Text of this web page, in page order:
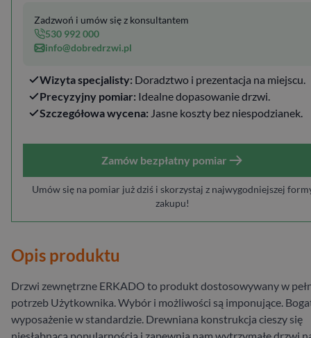
Wizyta specjalisty: Doradztwo i prezentacja na miejscu.
Precyzyjny pomiar: Idealne dopasowanie drzwi.
Szczegółowa wycena: Jasne koszty bez niespodzianek.
Zadzwoń i umów się z konsultantem
530 992 000
info@dobredrzwi.pl
Zamów bezpłatny pomiar
Umów się na pomiar już dziś i skorzystaj z najwygodniejszej
zakupu!
Opis produktu
Drzwi zewnętrzne ERKADO to produkt dostosowywany w
potrzeb Użytkownika. Wybór i możliwości są imponujące.
wyposażenie w standardzie. Drewniana konstrukcja cieszy się